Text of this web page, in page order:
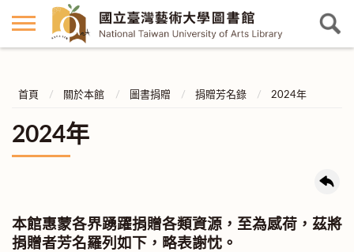
首頁 關於本館 圖書捐贈 捐贈芳名錄 2024年
2024年
本館惠蒙各界踴躍捐贈各類資源，至為感荷，茲將
捐贈者芳名羅列如下，略表謝忱。